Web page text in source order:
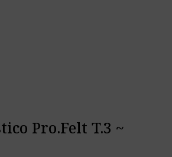
Pro.Felt T.3 ~